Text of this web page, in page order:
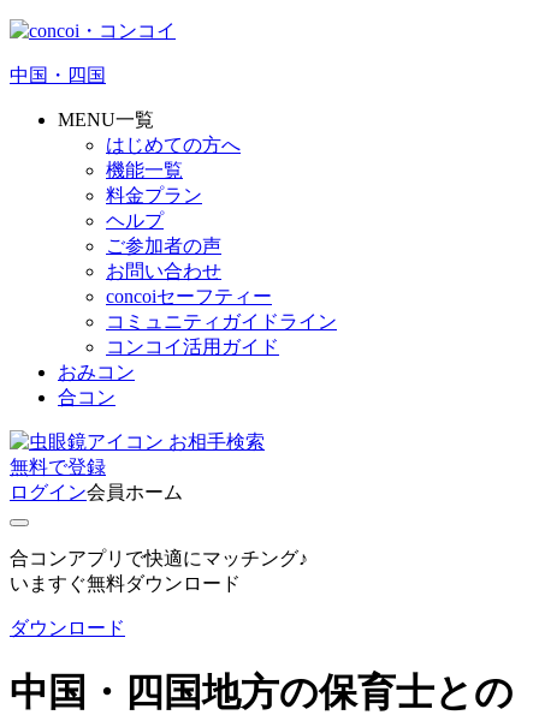
中国・四国
MENU一覧
はじめての方へ
機能一覧
料金プラン
ヘルプ
ご参加者の声
お問い合わせ
concoiセーフティー
コミュニティガイドライン
コンコイ活用ガイド
おみコン
合コン
お相手検索
無料で登録
ログイン会員ホーム
合コンアプリで快適にマッチング♪
いますぐ無料ダウンロード
ダウンロード
中国・四国地方の保育士との